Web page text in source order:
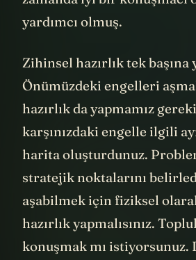
yardımcı olmuş.
Zihinsel hazırlık tek
Önümüzdeki engelleri
hazırlık da yapmamız
karşınızdaki engelle ilgili
harita oluşturdunuz.
stratejik noktalarını
aşabilmek için fiziksel
hazırlık yapmalısınız.
konuşmak mı istiyorsunuz.